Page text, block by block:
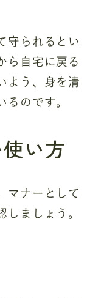
守られるとい
ら自宅に戻る
よう、身を清
るのです。
い方
マナーとして
しましょう。